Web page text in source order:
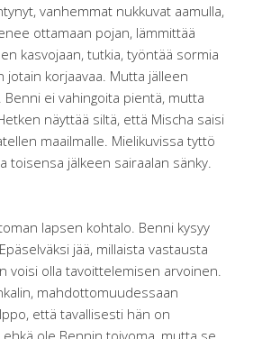
vanhemmat nukkuvat aamulla,
ottamaan pojan, lämmittää
kasvojaan, tutkia, työntää sormia
jotain korjaavaa. Mutta jälleen
ei vahingoita pientä, mutta
näyttää siltä, että Mischa saisi
maailmalle. Mielikuvissa tyttö
toisensa jälkeen sairaalan sänky.
lapsen kohtalo. Benni kysyy
jää, millaista vastausta
voisi olla tavoittelemisen arvoinen.
mahdottomuudessaan
että tavallisesti hän on